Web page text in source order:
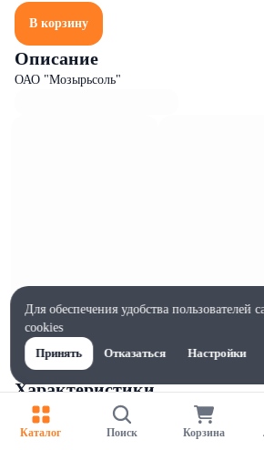
В корзину
Описание
ОАО "Мозырьсоль"
Характеристики
Ширина, мм
125
Каталог Поиск Корзина
Для обеспечения удобства пользователей
cookies
Принять
Отказаться Настройки